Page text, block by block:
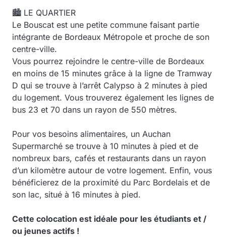
🏙️ LE QUARTIER
Le Bouscat est une petite commune faisant partie
intégrante de Bordeaux Métropole et proche de son
centre-ville.
Vous pourrez rejoindre le centre-ville de Bordeaux
en moins de 15 minutes grâce à la ligne de Tramway
D qui se trouve à l’arrêt Calypso à 2 minutes à pied
du logement. Vous trouverez également les lignes de
bus 23 et 70 dans un rayon de 550 mètres.
Pour vos besoins alimentaires, un Auchan
Supermarché se trouve à 10 minutes à pied et de
nombreux bars, cafés et restaurants dans un rayon
d’un kilomètre autour de votre logement. Enfin, vous
bénéficierez de la proximité du Parc Bordelais et de
son lac, situé à 16 minutes à pied.
Cette colocation est idéale pour les étudiants et /
ou jeunes actifs !